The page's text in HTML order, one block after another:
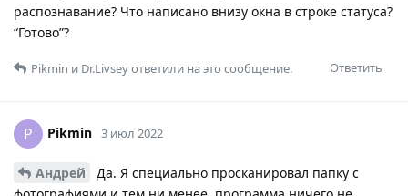
распознавание? Что написано внизу окна в строке статуса?
“Готово”?
Ответить
Pikmin и Dr.Livseyответили на это сообщение.
P Pikmin 3 июл 2022
Андрей
Да. Я специально просканировал папку с